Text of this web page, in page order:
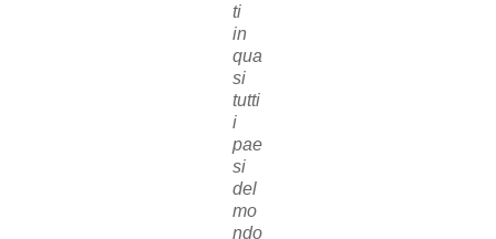
ti
in
qua
si
tutti
i
pae
si
del
mo
ndo